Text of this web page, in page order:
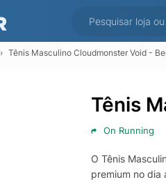
Tênis Masculino Cloudmonster Void -
Tênis
On Running
O Tênis
premium no dia